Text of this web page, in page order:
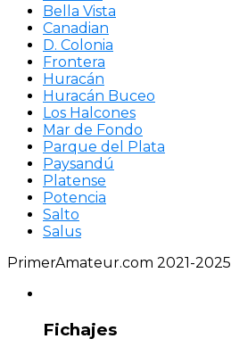
Bella Vista
Canadian
D. Colonia
Frontera
Huracán
Huracán Buceo
Los Halcones
Mar de Fondo
Parque del Plata
Paysandú
Platense
Potencia
Salto
Salus
PrimerAmateur.com 2021-2025
Fichajes